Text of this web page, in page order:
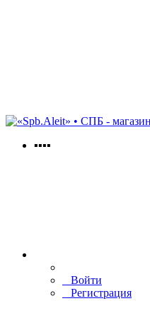
▪▪▪▪
Войти
Регистрация